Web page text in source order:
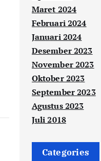
Maret 2024
Februari 2024
Januari 2024
Desember 2023
November 2023
Oktober 2023
September 2023
Agustus 2023
Juli 2018
Categories